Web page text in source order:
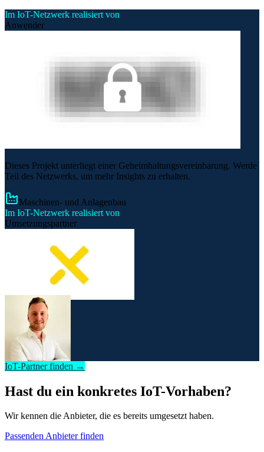
Im IoT-Netzwerk realisiert von
Anwender
Dieses Projekt unterliegt einer Geheimhaltungsvereinbarung. Werde
Teil des Netzwerks, um mehr Insights zu erhalten.
Maschinen- und Anlagenbau
Im IoT-Netzwerk realisiert von
Umsetzungspartner
IoT-Partner finden →
Hast du ein konkretes IoT-Vorhaben?
Wir kennen die Anbieter, die es bereits umgesetzt haben.
Passenden Anbieter finden